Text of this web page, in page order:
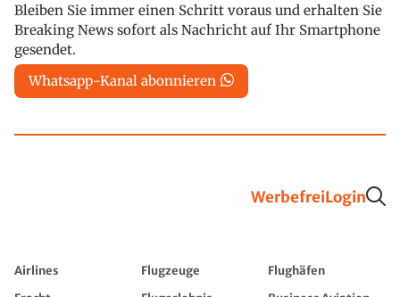
Bleiben Sie immer einen Schritt voraus und erhalten Sie
Breaking News sofort als Nachricht auf Ihr Smartphone
gesendet.
Whatsapp-Kanal abonnieren
WerbefreiLogin
Airlines Flugzeuge
Flughäfen